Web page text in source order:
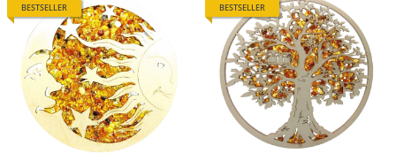
BESTSELLER BESTSELLER